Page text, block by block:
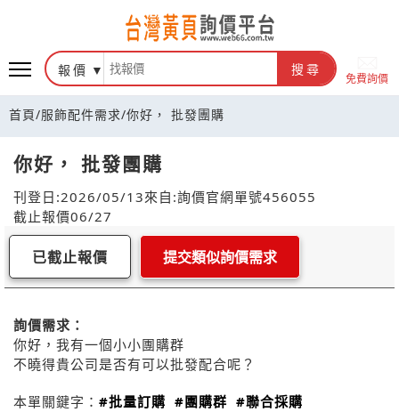
報價 搜尋
免費詢價
首頁/服飾配件需求/你好， 批發團購
你好， 批發團購
刊登日:2026/05/13來自:詢價官網單號456055
截止報價06/27
已截止報價 提交類似詢價需求
詢價需求：
你好，我有一個小小團購群
不曉得貴公司是否有可以批發配合呢？
本單關鍵字： #批量訂購 #團購群 #聯合採購